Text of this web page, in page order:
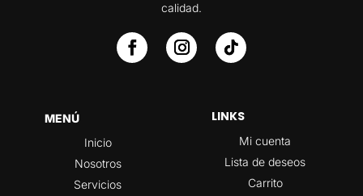
calidad.
MENÚ
Inicio
Nosotros
Servicios
LINKS
Mi cuenta
Lista de deseos
Carrito